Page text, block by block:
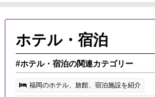
ホテル・宿泊
#ホテル・宿泊の関連カテゴリー
福岡のホテル、旅館、宿泊施設を紹介